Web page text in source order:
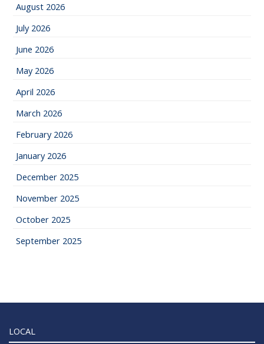
August 2026
July 2026
June 2026
May 2026
April 2026
March 2026
February 2026
January 2026
December 2025
November 2025
October 2025
September 2025
LOCAL